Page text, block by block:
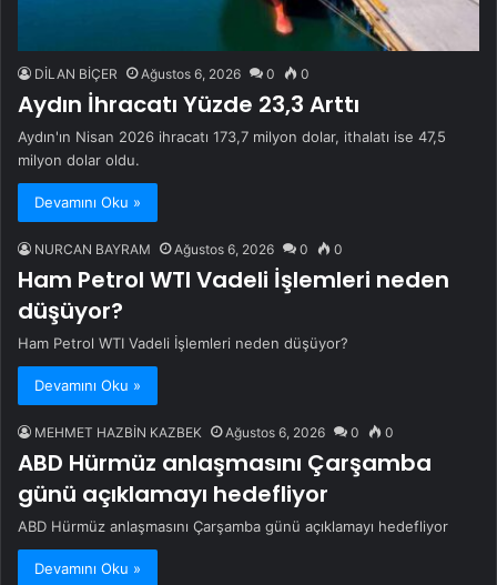
DİLAN BİÇER Ağustos 6, 2026 0 0
Aydın İhracatı Yüzde 23,3 Arttı
Aydın'ın Nisan 2026 ihracatı 173,7 milyon dolar, ithalatı ise 47,5
milyon dolar oldu.
Devamını Oku »
NURCAN BAYRAM Ağustos 6, 2026 0 0
Ham Petrol WTI Vadeli İşlemleri neden
düşüyor?
Ham Petrol WTI Vadeli İşlemleri neden düşüyor?
Devamını Oku »
MEHMET HAZBİN KAZBEK Ağustos 6, 2026 0 0
ABD Hürmüz anlaşmasını Çarşamba
günü açıklamayı hedefliyor
ABD Hürmüz anlaşmasını Çarşamba günü açıklamayı hedefliyor
Devamını Oku »